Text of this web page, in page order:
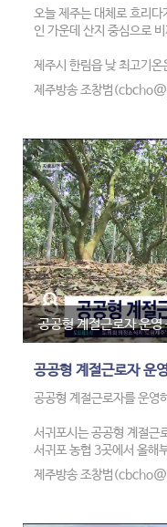
오늘 제주는 대체로 흐리
인 가운데 산지 중심으로
제주시 한림읍 낮 최고기
등 평년보다 4도 가량 높았
서귀포시 동부지역까지 확
제주는 내일 낮부터 모레
으로 비가 내리는 곳이 있
어지겠습니다.
내일(11일) 아침 최저기
서 32도로 평년보다 높을
바다 날씹니다.
남해서부서쪽먼바다와 제
가운데 초속 9~18m의 강
니다.
항해나 조업하는 선박은
내일 대부분 지역에는 구
기온은 대구 35도, 청주,
일본 도쿄는 흐리고, 중국
제주방송 조창범
공공형 계절근로자 운영
공공형 계절근로자를 운영
서귀포시는 공공형 계절근
서귀포 농협 3곳에서 올해
모두 6개 농협에서 운용하
제주방송 조창범